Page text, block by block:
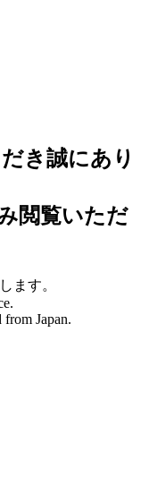
き誠にあり
閲覧いただ
ます。
from Japan.